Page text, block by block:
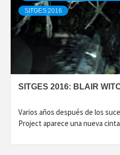
SITGES 2016
SITGES 2016: BLAIR
Varios años después de los
Project aparece una nueva cinta